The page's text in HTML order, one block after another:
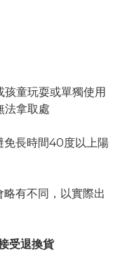
孩童玩耍或單獨使用
法拿取處
免長時間40度以上陽
有不同，以實際出
受退換貨